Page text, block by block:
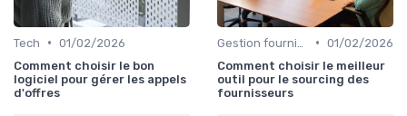
Tech • 01/02/2026
Comment choisir le bon
logiciel pour gérer les appels
d'offres
• 01/02/2026
Comment choisir le meilleur
outil pour le sourcing des
fournisseurs